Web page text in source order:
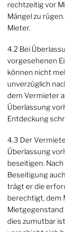
rechtzeitig vor
Mängel zu
Mieter.
4.2 Bei
vorgesehenen
können nicht
unverzüglich
dem Vermieter
Überlassung
Entdeckung
4.3 Der
Überlassung
beseitigen.
Beseitigung
trägt er die
berechtigt, dem
Mietgegenstand
dies zumutbar